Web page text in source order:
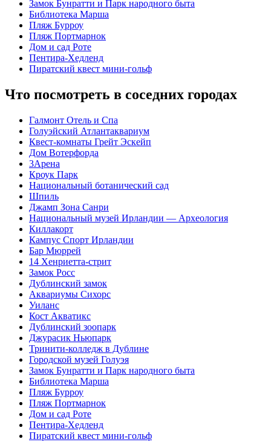
Замок Бунратти и Парк народного быта
Библиотека Марша
Пляж Бурроу
Пляж Портмарнок
Дом и сад Роте
Пентира-Хедленд
Пиратский квест мини-гольф
Что посмотреть в соседних городах
Галмонт Отель и Спа
Голуэйский Атлантаквариум
Квест-комнаты Грейт Эскейп
Дом Вотерфорда
3Арена
Кроук Парк
Национальный ботанический сад
Шпиль
Джамп Зона Санри
Национальный музей Ирландии — Археология
Киллакорт
Кампус Спорт Ирландии
Бар Мюррей
14 Хенриетта-стрит
Замок Росс
Дублинский замок
Аквариумы Сихорс
Уиланc
Кост Акватикс
Дублинский зоопарк
Джурасик Ньюпарк
Тринити-колледж в Дублине
Городской музей Голуэя
Замок Бунратти и Парк народного быта
Библиотека Марша
Пляж Бурроу
Пляж Портмарнок
Дом и сад Роте
Пентира-Хедленд
Пиратский квест мини-гольф